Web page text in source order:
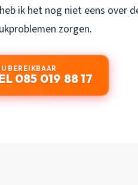
ik het nog niet eens over
zorgen.
BEREIKBAAR
085 019 88 17